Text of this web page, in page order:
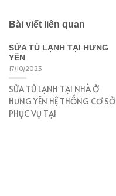
Bài viết liên quan
SỬA TỦ LẠNH TẠI HƯNG
YÊN
17/10/2023
SỬA TỦ LẠNH TẠI NHÀ Ở
HƯNG YÊN HỆ THỐNG CƠ SỞ
PHỤC VỤ TẠI